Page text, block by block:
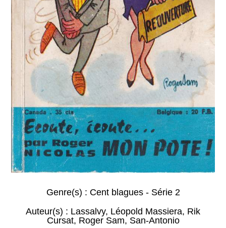
Genre(s) : Cent blagues - Série 2
Auteur(s) : Lassalvy, Léopold Massiera, Rik
Cursat, Roger Sam, San-Antonio